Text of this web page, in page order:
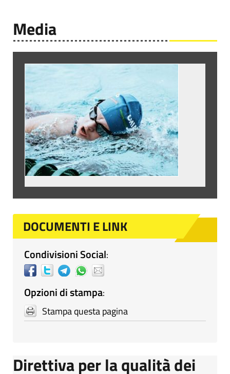
Media
DOCUMENTI E LINK
Condivisioni Social:
Opzioni di stampa:
Stampa questa pagina
Direttiva per la qualità dei